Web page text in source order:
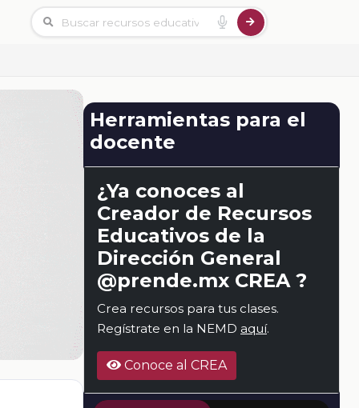
Herramientas para el
docente
¿Ya conoces al
Creador de Recursos
Educativos de la
Dirección General
@prende.mx CREA ?
Crea recursos para tus clases.
Regístrate en la NEMD aquí.
Conoce al CREA